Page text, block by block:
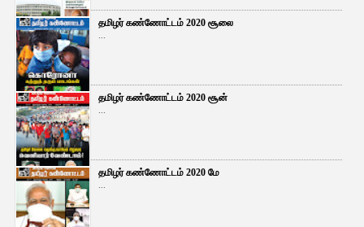
தமிழர் கண்ணோட்டம் 2020 சூலை
...
தமிழர் கண்ணோட்டம் 2020 சூன்
...
தமிழர் கண்ணோட்டம் 2020 மே
...